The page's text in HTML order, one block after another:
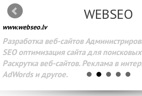
WEBSEO
www.webseo.lv
Разработка веб-сайтов
SEO оптимизация сайта для
Раскрутка веб-сайтов. Реклама в
AdWords и другое.